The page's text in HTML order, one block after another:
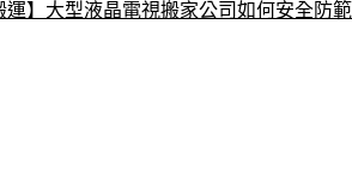
運】大型液晶電視搬家公司如何安全防範